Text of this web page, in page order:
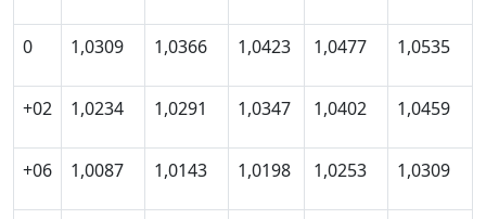
0 1,0309 1,0366 1,0423 1,0477 1,0535
+02 1,0234 1,0291 1,0347 1,0402 1,0459
+06 1,0087 1,0143 1,0198 1,0253 1,0309